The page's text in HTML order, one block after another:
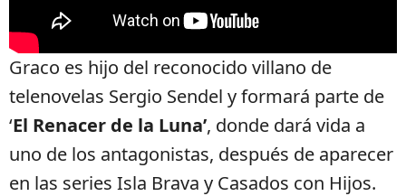
Graco es hijo del reconocido villano de
telenovelas Sergio Sendel y formará parte de
‘El Renacer de la Luna’, donde dará vida a
uno de los antagonistas, después de aparecer
en las series Isla Brava y Casados con Hijos.